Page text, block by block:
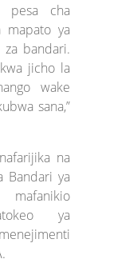
pesa cha
mapato ya
za bandari.
jicho la
wake
sana,”
na
Bandari ya
ya